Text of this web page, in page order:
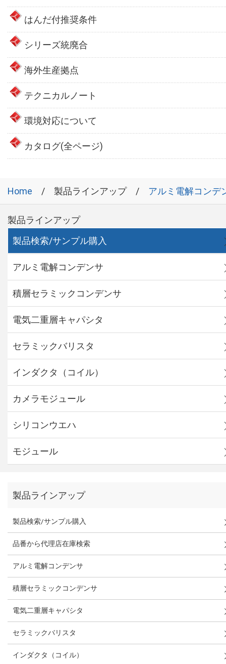
はんだ付推奨条件
シリーズ統廃合
海外生産拠点
テクニカルノート
環境対応について
カタログ(全ページ)
Home 製品ラインアップ アルミ電解コンデ
製品ラインアップ
製品検索/サンプル購入
アルミ電解コンデンサ
積層セラミックコンデンサ
電気二重層キャパシタ
セラミックバリスタ
インダクタ（コイル）
カメラモジュール
シリコンウエハ
モジュール
製品ラインアップ
製品検索/サンプル購入
品番から代理店在庫検索
アルミ電解コンデンサ
積層セラミックコンデンサ
電気二重層キャパシタ
セラミックバリスタ
インダクタ（コイル）